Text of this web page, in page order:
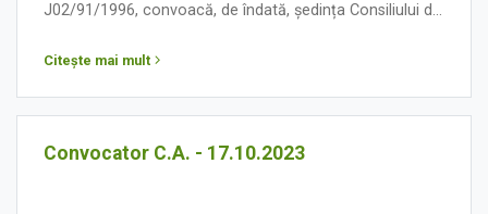
J02/91/1996, convoacă, de îndată, ședința Consiliului de
cu următoarea:
Citește mai mult
Convocator C.A. - 17.10.2023